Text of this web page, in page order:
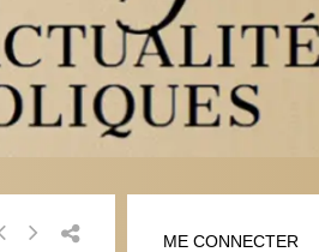
ME CONNECTER